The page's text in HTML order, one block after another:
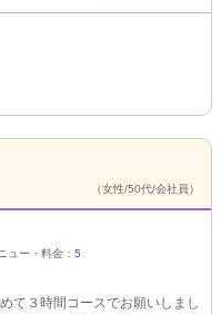
（女性/50代/会社員）
ュー・料金： 5
て３時間コースでお願いしまし